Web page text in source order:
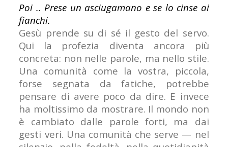
Poi .. Prese un asciugamano e se lo cinse ai
fianchi.
Gesù prende su di sé il gesto del servo.
Qui la profezia diventa ancora più
concreta: non nelle parole, ma nello stile.
Una comunità come la vostra, piccola,
forse segnata da fatiche, potrebbe
pensare di avere poco da dire. E invece
ha moltissimo da mostrare. Il mondo non
è cambiato dalle parole forti, ma dai
gesti veri. Una comunità che serve — nel